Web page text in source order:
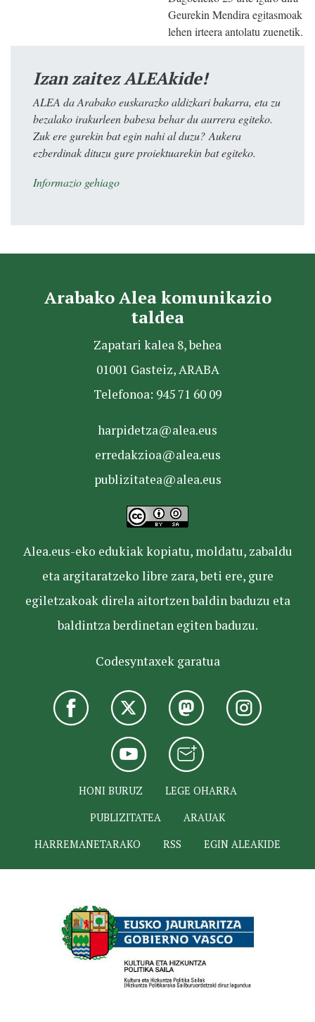
Geurekin Mendira egitasmoak
lehen irteera antolatu zuenetik.
Izan zaitez ALEAkide!
ALEA da Arabako euskarazko aldizkari bakarra, eta zu
bezalako irakurleen babesa behar du aurrera egiteko.
Zuk ere gurekin bat egin nahi al duzu? Aukera
ezberdinak dituzu gure proiektuarekin bat egiteko.
Informazio gehiago
Arabako Alea komunikazio
taldea
Zapatari kalea 8, behea
01001 Gasteiz, ARABA
Telefonoa: 945 71 60 09
harpidetza@alea.eus
erredakzioa@alea.eus
publizitatea@alea.eus
Alea.eus-eko edukiak kopiatu, moldatu, zabaldu
eta argitaratzeko libre zara, beti ere, gure
egiletzakoak direla aitortzen baldin baduzu eta
baldintza berdinetan egiten baduzu.
Codesyntaxek garatua
HONI BURUZ
LEGE OHARRA
PUBLIZITATEA
ARAUAK
HARREMANETARAKO
RSS EGIN ALEAKIDE